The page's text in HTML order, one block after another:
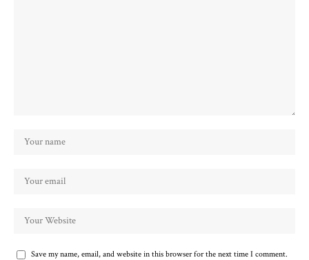
Save my name, email, and website in this browser for the next time I comment.